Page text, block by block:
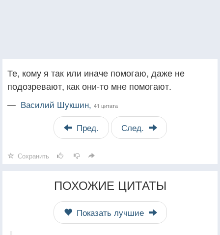
Те, кому я так или иначе помогаю, даже не
подозревают, как они-то мне помогают.
— Василий Шукшин, 41 цитата
Пред. След.
Сохранить
ПОХОЖИЕ ЦИТАТЫ
Показать лучшие